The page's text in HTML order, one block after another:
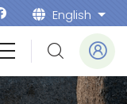
English List